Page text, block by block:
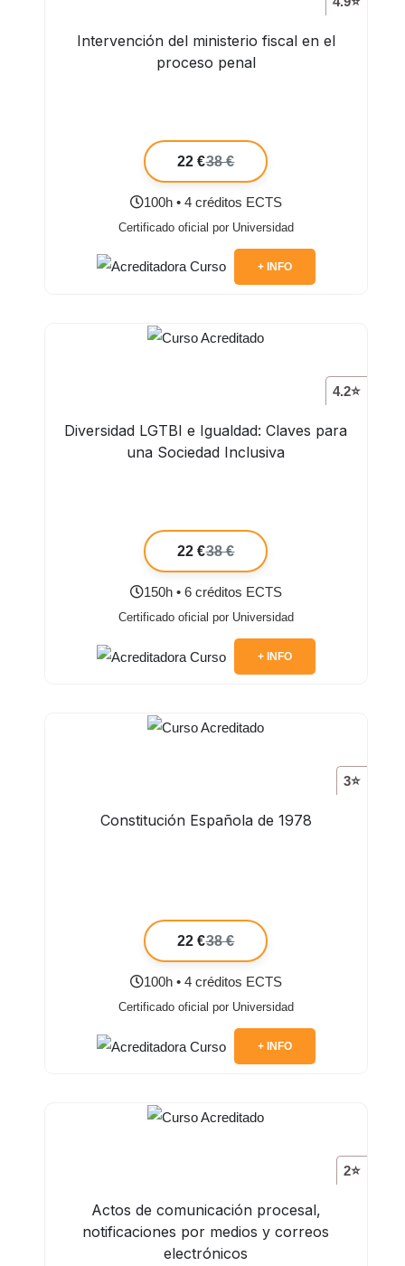
Intervención del ministerio fiscal en el
proceso penal
22 €38 €
100h • 4 créditos ECTS
Certificado oficial por Universidad
+ INFO
4.2⭐
Diversidad LGTBI e Igualdad: Claves para
una Sociedad Inclusiva
22 €38 €
150h • 6 créditos ECTS
Certificado oficial por Universidad
+ INFO
3⭐
Constitución Española de 1978
22 €38 €
100h • 4 créditos ECTS
Certificado oficial por Universidad
+ INFO
2⭐
Actos de comunicación procesal,
notificaciones por medios y correos
electrónicos